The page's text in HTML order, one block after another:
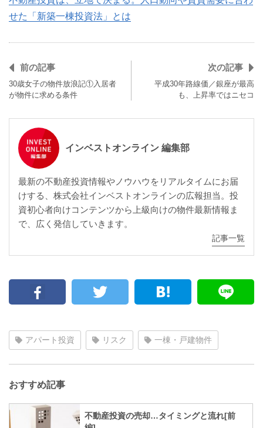
せた「新築一棟投資法」とは
前の記事
30歳女子の物件放浪記①入居者
が物件に求める条件
次の記事
平成30年路線価／銀座が最高
も、上昇率ではニセコ
インベストオンライン 編集部
最新の不動産投資情報やノウハウをリアルタイムにお届
けする、株式会社インベストオンラインの広報担当。投
資初心者向けコンテンツから上級向けの物件最新情報ま
で、広く発信していきます。
記事一覧
アパート投資 リスク 一棟・戸建物件
おすすめ記事
不動産投資の売却…タイミングと流れ[前